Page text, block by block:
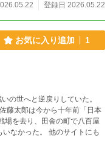
登録日 2026.05.22
お気に入り追加 1
の世へと逆戻りしていた。
藤太郎は今から十年前「日本
場を去り、田舎の町で八百屋
なかった。 他のサイトにも